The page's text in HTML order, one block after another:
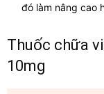
đó làm nâng cao
Thuốc chữa
10mg